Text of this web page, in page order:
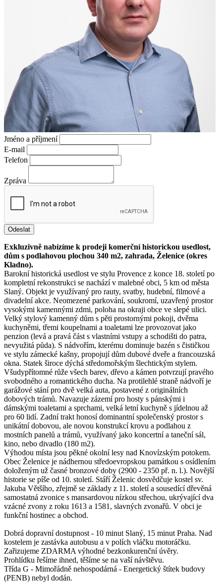
Jméno a příjmení
E-mail
Telefon
Zpráva
Odeslat
Exkluzivně nabízíme k prodeji komerční historickou usedlost,
dům s podlahovou plochou 340 m2, zahrada, Želenice (okres
Kladno).
Barokní historická usedlost ve stylu Provence z konce 18. století po
kompletní rekonstrukci se nachází v malebné obci, 5 km od města
Slaný. Objekt je využívaný pro rauty, svatby, hudební, filmové a
divadelní akce. Neomezené parkování, soukromí, uzavřený prostor
vysokými kamennými zdmi, poloha na okraji obce ve slepé ulici.
Velký stylový kamenný dům s pěti prostornými pokoji, dvěma
kuchyněmi, třemi koupelnami a toaletami lze provozovat jako
penzion (levá a pravá část s vlastními vstupy a schodišti do patra,
nevyužitá půda). S nádvořím, kterému dominuje bazén s čističkou
ve stylu zámecké kašny, propojují dům dubové dveře a francouzská
okna. Statek široce dýchá středomořským šlechtickým stylem.
Všudypřítomné růže všech barev, dřevo a kámen potvrzují pravého
svobodného a romantického ducha. Na protilehlé straně nádvoří je
garážové stání pro dvě velká auta, postavené z originálních
dobových trámů. Navazuje zázemí pro hosty s pánskými i
dámskými toaletami a sprchami, velká letní kuchyně s jídelnou až
pro 60 lidí. Zadní trakt honosí dominantní společenský prostor s
unikátní dobovou, ale novou konstrukcí krovu a podlahou z
mostních panelů a trámů, využívaný jako koncertní a taneční sál,
kino, nebo divadlo (180 m2).
Výhodou místa jsou pěkné okolní lesy nad Knovízským potokem.
Obec Želenice je nádhernou středoevropskou památkou s osídlením
doloženým už časné bronzové doby (2900 - 2350 př. n. l.). Novější
historie se píše od 10. století. Stáří Želenic dosvědčuje kostel sv.
Jakuba Většího, zřejmě se základy z 11. století a sousedící dřevěná
samostatná zvonice s mansardovou nízkou střechou, ukrývající dva
vzácné zvony z roku 1613 a 1581, slavných zvonařů. V obci je
funkční hostinec a obchod.
Dobrá dopravní dostupnost - 10 minut Slaný, 15 minut Praha. Nad
kostelem je zastávka autobusu a v polích vláčku motoráčku.
Zařizujeme ZDARMA výhodné bezkonkurenční úvěry.
Prohlídku řešíme ihned, těšíme se na vaší návštěvu.
Třída G - Mimořádně nehospodárná - Energetický štítek budovy
(PENB) nebyl dodán.